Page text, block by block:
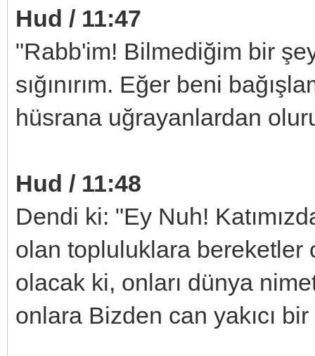
Hud / 11:47
"Rabb'im! Bilmediğim bir
sığınırım. Eğer beni
hüsrana uğrayanlardan
Hud / 11:48
Dendi ki: "Ey Nuh!
olan topluluklara bereketler
olacak ki, onları dünya
onlara Bizden can yakıcı